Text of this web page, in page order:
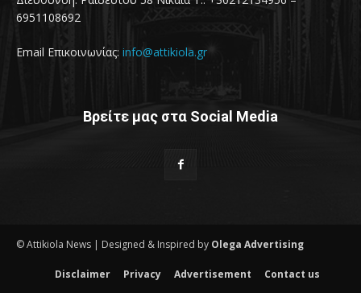
6951108692
Email Επικοινωνίας: info@attikiola.gr
Βρείτε μας στα Social Media
© Attikiola News | Designed & Inspired by Olega Advertising
Disclaimer Privacy Advertisement Contact us